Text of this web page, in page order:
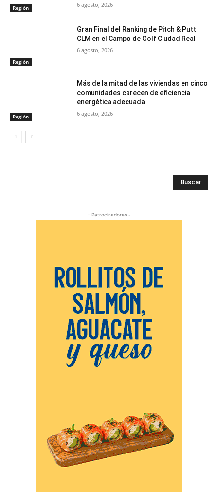
Región 6 agosto, 2026
Región
Gran Final del Ranking de Pitch & Putt
CLM en el Campo de Golf Ciudad Real
6 agosto, 2026
Región
Más de la mitad de las viviendas en cinco
comunidades carecen de eficiencia
energética adecuada
6 agosto, 2026
Buscar
- Patrocinadores -